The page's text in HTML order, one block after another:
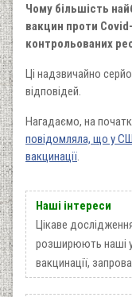
Чому більшість
вакцин проти
контрольованих
Ці надзвичайно
відповідей.
Нагадаємо, на
повідомляла, що у
вакцинації.
Наші інтереси
Цікаве
розширюють наші
вакцинації,